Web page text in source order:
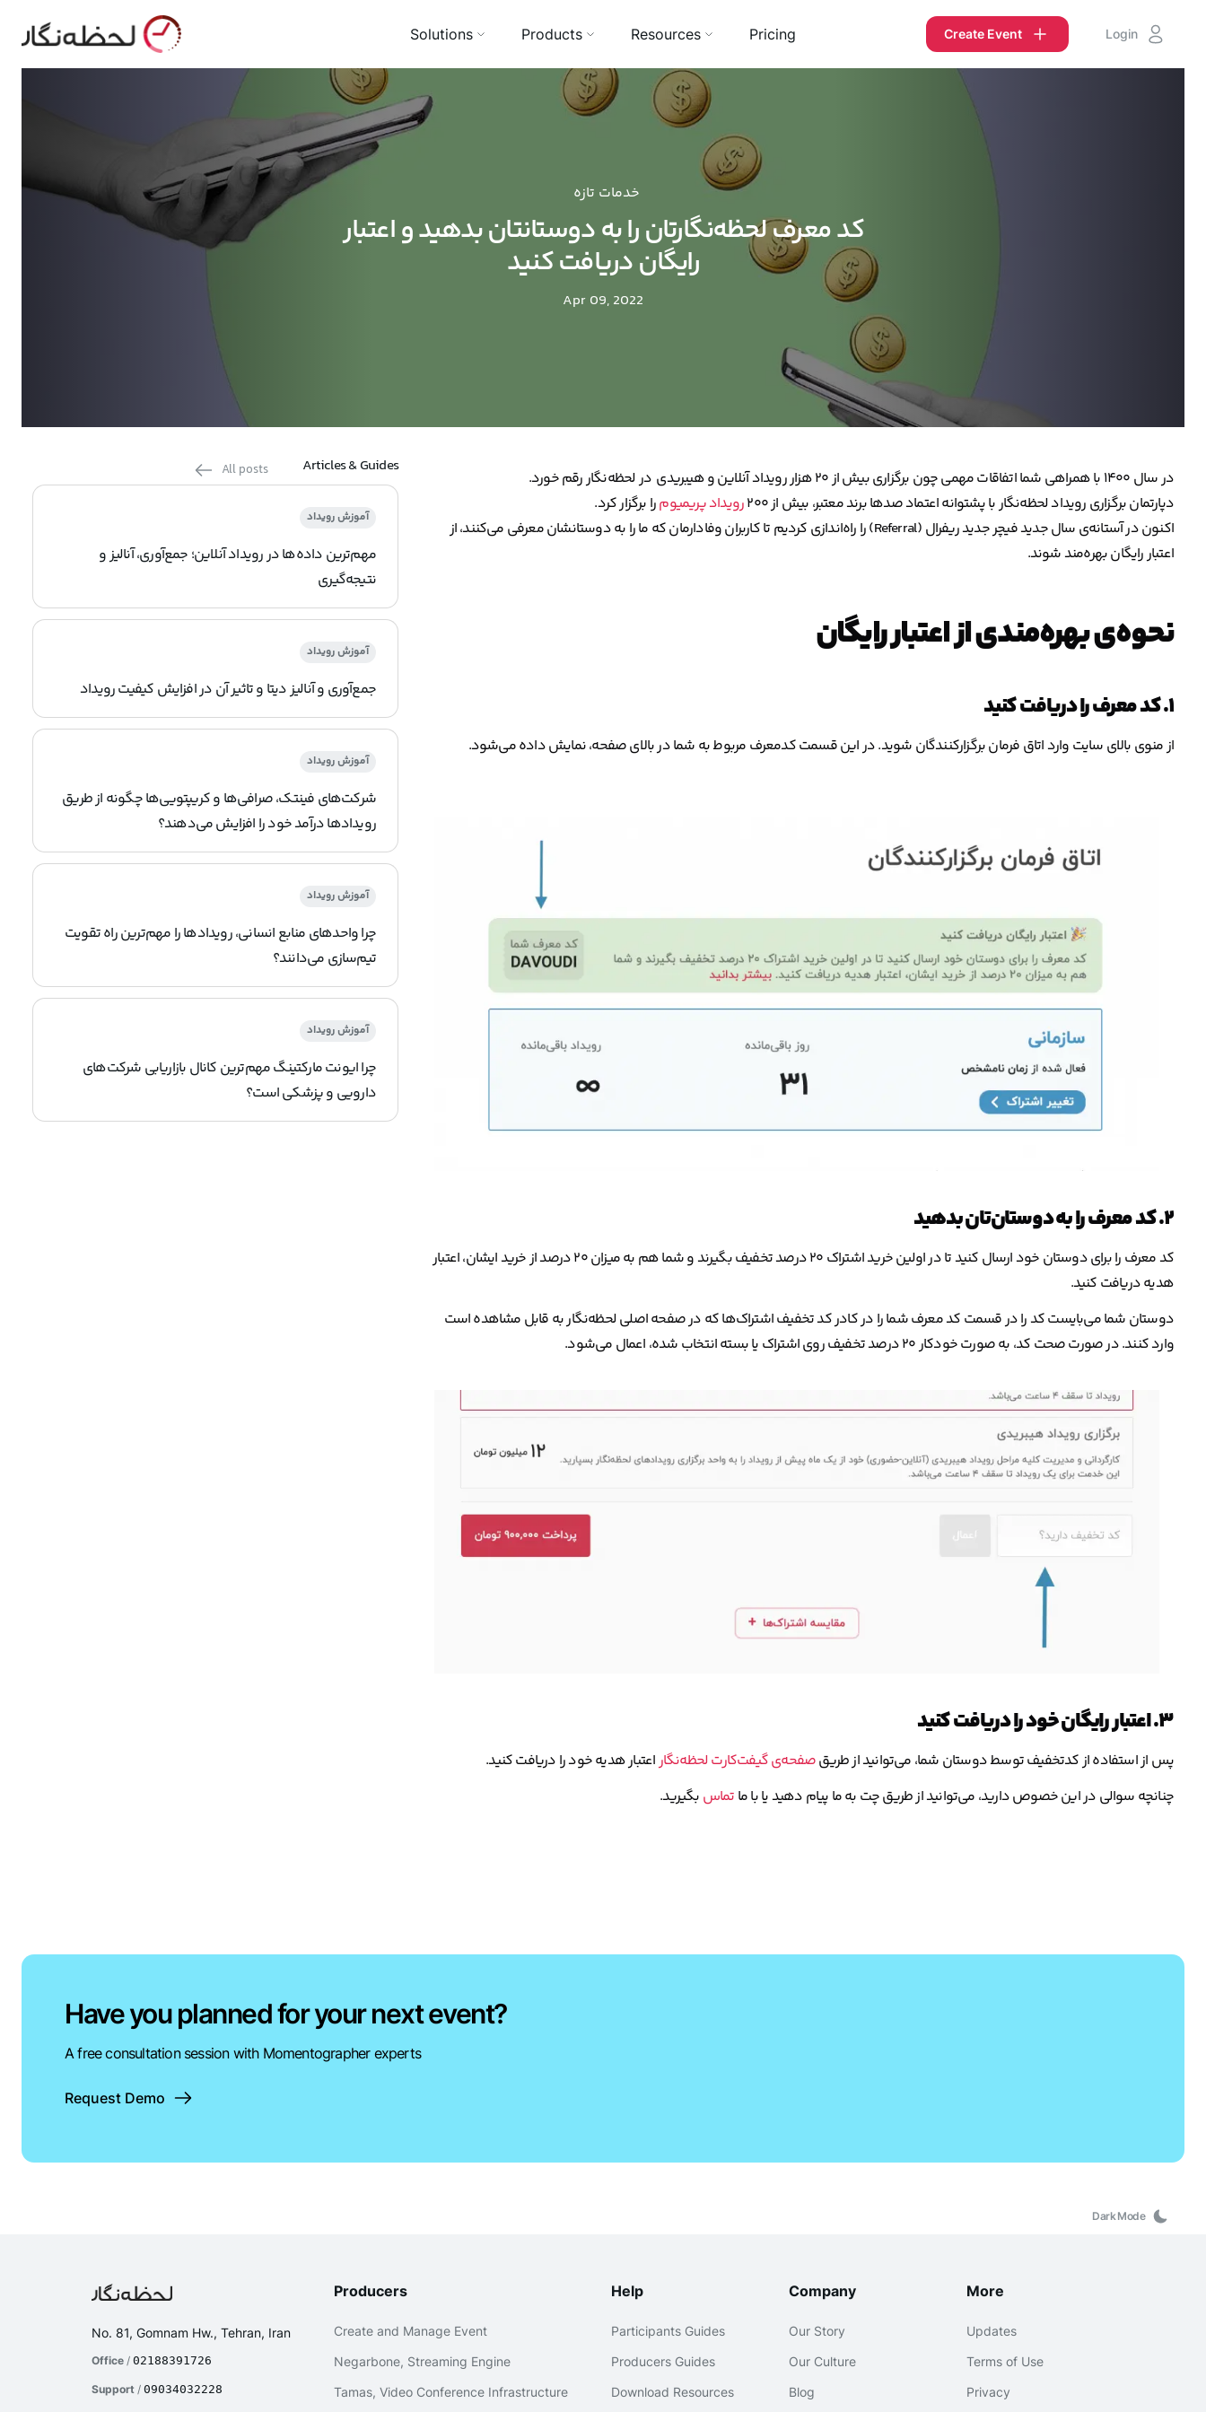
Solutions Products Resources Pricing Create Event Login
خدمات تازه
کد معرف لحظه‌نگارتان را به دوستانتان بدهید و اعتبار
رایگان دریافت کنید
Apr 09, 2022
در سال ۱۴۰۰ با همراهی شما اتفاقات مهمی چون برگزاری بیش از ۲۰ هزار رویداد آنلاین و هیبریدی در لحظه‌نگار رقم خورد.
دپارتمان برگزاری رویداد لحظه‌نگار با پشتوانه اعتماد صدها برند معتبر، بیش از ۲۰۰
رویداد پریمیومرا برگزار کرد.
اکنون در آستانه‌ی سال جدید فیچر جدید ریفرال (Referral) را راه‌اندازی کردیم تا کاربران وفادارمان که ما را به دوستانشان معرفی می‌کنند، از
اعتبار رایگان بهره‌مند شوند.
نحوه‌ی بهره‌مندی از اعتبار رایگان
۱. کد معرف را دریافت کنید
از منوی بالای سایت وارد اتاق فرمان برگزارکنندگان شوید. در این قسمت کدمعرف مربوط به شما در بالای صفحه، نمایش داده می‌شود.
۲. کد معرف را به دوستان‌تان بدهید
کد معرف را برای دوستان خود ارسال کنید تا در اولین خرید اشتراک ۲۰ درصد تخفیف بگیرند و شما هم به میزان ۲۰ درصد از خرید ایشان، اعتبار
هدیه دریافت کنید.
دوستان شما می‌بایست کد را در قسمت کد معرف شما را در کادر کد تخفیف اشتراک‌ها که در صفحه اصلی لحظه‌نگار به قابل مشاهده است
وارد کنند. در صورت صحت کد، به صورت خودکار ۲۰ درصد تخفیف روی اشتراک یا بسته انتخاب شده، اعمال می‌شود.
۳. اعتبار رایگان خود را دریافت کنید
پس از استفاده از کدتخفیف توسط دوستان شما، می‌توانید از طریقصفحه‌ی گیفت‌کارت لحظه‌نگاراعتبار هدیه خود را دریافت کنید.
چنانچه سوالی در این خصوص دارید، می‌توانید از طریق چت به ما پیام دهید یا با ما تماس بگیرید.
Articles & Guides
All posts
آموزش رویداد
مهم‌ترین داده‌ها در رویداد آنلاین؛ جمع‌آوری، آنالیز و
نتیجه‌گیری
آموزش رویداد
جمع‌آوری و آنالیز دیتا و تاثیر آن در افزایش کیفیت رویداد
آموزش رویداد
شرکت‌های فینتک، صرافی‌ها و کریپتویی‌ها چگونه از طریق
رویدادها درآمد خود را افزایش می‌دهند؟
آموزش رویداد
چرا واحدهای منابع انسانی، رویدادها را مهم‌ترین راه تقویت
تیم‌سازی می‌دانند؟
آموزش رویداد
چرا ایونت مارکتینگ مهم‌ترین کانال بازاریابی شرکت‌های
دارویی و پزشکی است؟
Have you planned for your next event?
A free consultation session with Momentographer experts
Request Demo
Dark Mode
No. 81, Gomnam Hw., Tehran, Iran
Office/ 02188391726
Support/ 09034032228
Producers
Create and Manage Event
Negarbone, Streaming Engine
Tamas, Video Conference Infrastructure
Help
Participants Guides
Producers Guides
Download Resources
Company
Our Story
Our Culture
Blog
More
Updates
Terms of Use
Privacy